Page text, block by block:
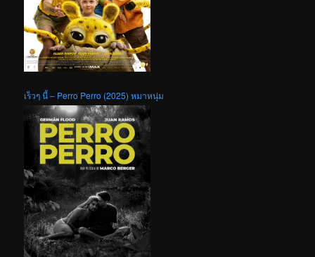
เร็วๆ นี้ – Perro Perro (2025) หมาหนุ่ม